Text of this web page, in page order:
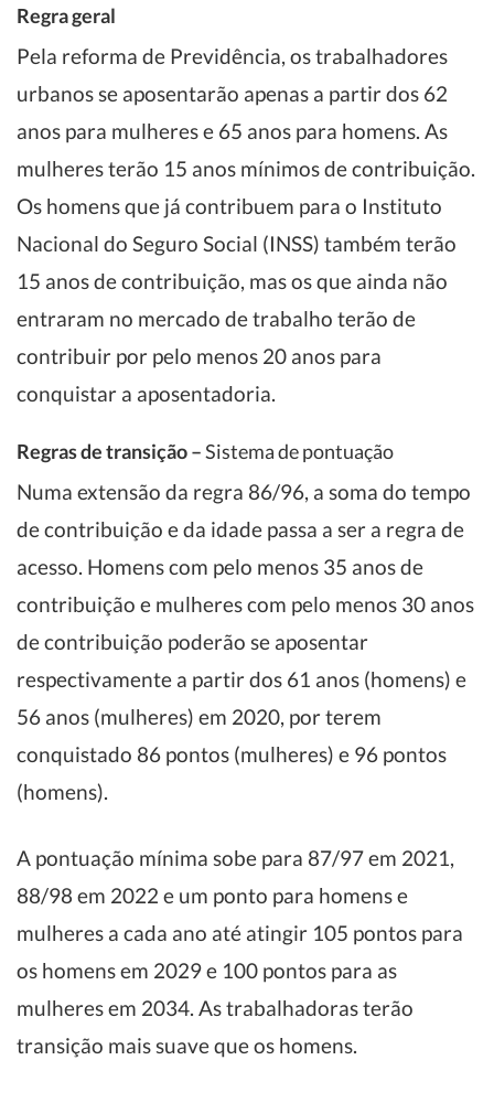
Regra geral
Pela reforma de Previdência, os trabalhadores
urbanos se aposentarão apenas a partir dos 62
anos para mulheres e 65 anos para homens. As
mulheres terão 15 anos mínimos de contribuição.
Os homens que já contribuem para o Instituto
Nacional do Seguro Social (INSS) também terão
15 anos de contribuição, mas os que ainda não
entraram no mercado de trabalho terão de
contribuir por pelo menos 20 anos para
conquistar a aposentadoria.
Regras de transição –Sistema de pontuação
Numa extensão da regra 86/96, a soma do tempo
de contribuição e da idade passa a ser a regra de
acesso. Homens com pelo menos 35 anos de
contribuição e mulheres com pelo menos 30 anos
de contribuição poderão se aposentar
respectivamente a partir dos 61 anos (homens) e
56 anos (mulheres) em 2020, por terem
conquistado 86 pontos (mulheres) e 96 pontos
(homens).
A pontuação mínima sobe para 87/97 em 2021,
88/98 em 2022 e um ponto para homens e
mulheres a cada ano até atingir 105 pontos para
os homens em 2029 e 100 pontos para as
mulheres em 2034. As trabalhadoras terão
transição mais suave que os homens.